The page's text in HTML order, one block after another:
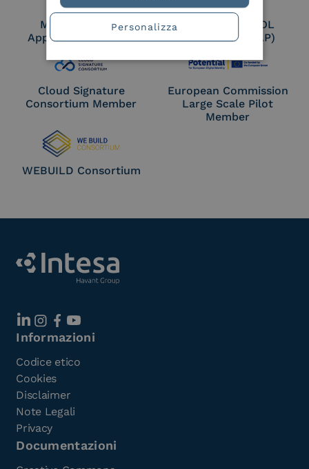
Membro Adobe
Approved Trust List
Certified PEPPOL
Access Point (AP)
Cloud Signature
Consortium Member
European Commission
Large Scale Pilot
Member
WEBUILD Consortium
Informazioni
Codice etico
Cookies
Disclaimer
Note Legali
Privacy
Documentazioni
Personalizza